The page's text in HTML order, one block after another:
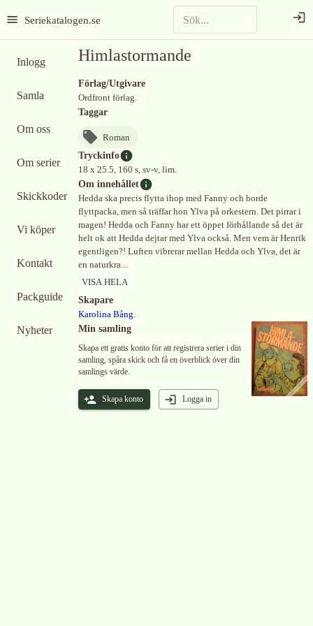
Seriekatalogen.se
Inlogg
Samla
Om oss
Om serier
Skickkoder
Vi köper
Kontakt
Packguide
Nyheter
Himlastormande
Förlag/Utgivare
Ordfront förlag.
Taggar
Roman
Tryckinfo
18 x 25.5, 160 s, sv-v, lim.
Om innehållet
Hedda ska precis flytta ihop med Fanny och borde
flyttpacka, men så träffar hon Ylva på orkestern. Det pirrar i
magen! Hedda och Fanny har ett öppet förhållande så det är
helt ok att Hedda dejtar med Ylva också. Men vem är Henrik
egentligen?! Luften vibrerar mellan Hedda och Ylva, det är
en naturkra...
VISA HELA
Skapare
Karolina Bång.
Min samling
Skapa ett gratis konto för att registrera serier i din
samling, spåra skick och få en överblick över din
samlings värde.
Skapa konto Logga in